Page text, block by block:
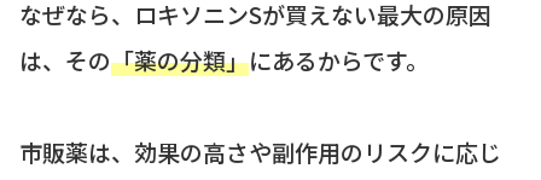
なぜなら、ロキソニンSが買えない最大の原因
は、その「薬の分類」にあるからです。
市販薬は、効果の高さや副作用のリスクに応じ